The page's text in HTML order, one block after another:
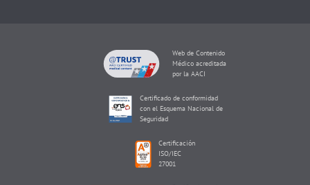
Web de Contenido
Médico acreditada
por la AACI
Certificado de conformidad
con el Esquema Nacional de
Seguridad
Certificación
ISO/IEC
27001